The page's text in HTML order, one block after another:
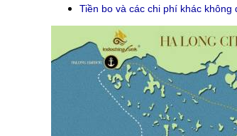
Tiền bo và các chi phí khác